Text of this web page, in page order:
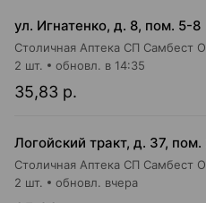
ул. Игнатенко, д. 8, пом. 5-8
35,83 р.
2 шт. обновл. в 14:35
Логойский тракт, д. 37,
2 шт. обновл. вчера